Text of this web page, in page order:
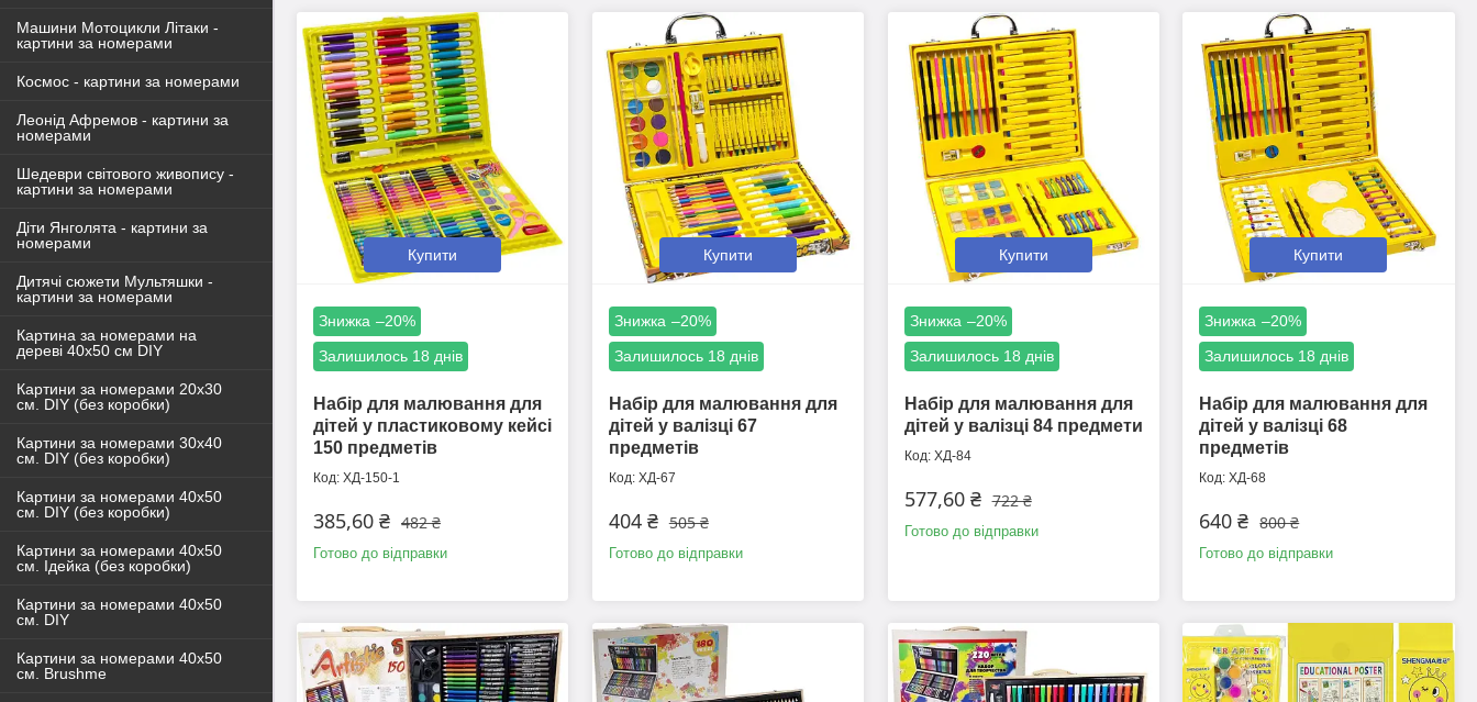
Купити
–20%
Залишилось 18 днів
Набір для малювання для
дітей у пластиковому кейсі
150 предметів
ХД-150-1
482 ₴
385,60 ₴
Готово до відправки
Купити
–20%
Залишилось 18 днів
Набір для малювання для
дітей у валізці 67
предметів
ХД-67
505 ₴
404 ₴
Готово до відправки
Купити
–20%
Залишилось 18 днів
Набір для малювання для
дітей у валізці 84 предмети
ХД-84
722 ₴
577,60 ₴
Готово до відправки
Купити
–20%
Залишилось 18 днів
Набір для малювання для
дітей у валізці 68
предметів
ХД-68
800 ₴
640 ₴
Готово до відправки
Машини Мотоцикли Літаки -
картини за номерами
Космос - картини за номерами
Леонід Афремов - картини за
номерами
Шедеври світового живопису -
картини за номерами
Діти Янголята - картини за
номерами
Дитячі сюжети Мультяшки -
картини за номерами
Картина за номерами на
дереві 40х50 см DIY
Картини за номерами 20х30
см. DIY (без коробки)
Картини за номерами 30х40
см. DIY (без коробки)
Картини за номерами 40х50
см. DIY (без коробки)
Картини за номерами 40x50
см. Ідейка (без коробки)
Картини за номерами 40х50
см. DIY
Картини за номерами 40х50
см. Brushme